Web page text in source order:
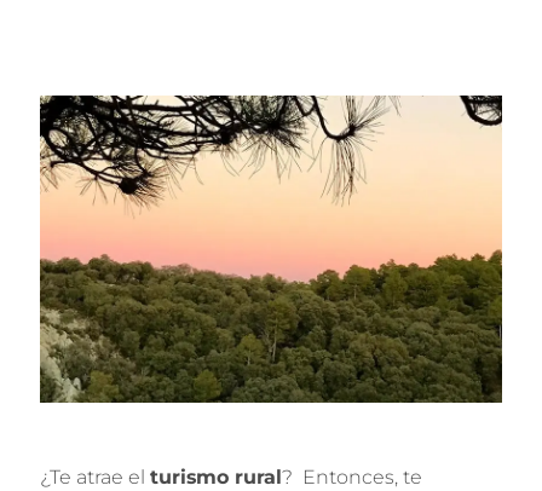
¿Te atrae el turismo rural? Entonces, te